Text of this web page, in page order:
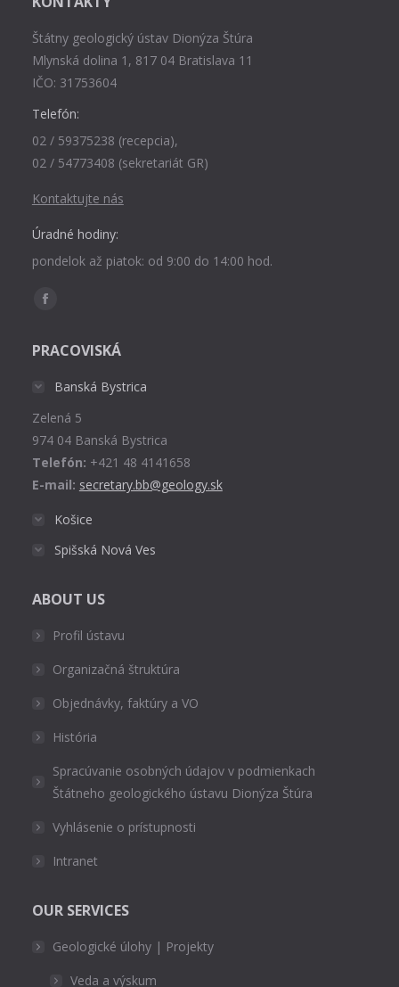
Štátny geologický ústav Dionýza Štúra
Mlynská dolina 1, 817 04 Bratislava 11
IČO: 31753604
Telefón:
02 / 59375238 (recepcia),
02 / 54773408 (sekretariát GR)
Kontaktujte nás
Úradné hodiny:
pondelok až piatok: od 9:00 do 14:00 hod.
Find us on:
Facebook
opens
window
PRACOVISKÁ
Banská Bystrica
Zelená 5
974 04 Banská Bystrica
Telefón: +421 48 4141658
E-mail: secretary.bb@geology.sk
Košice
Spišská Nová Ves
ABOUT US
Profil ústavu
Organizačná štruktúra
Objednávky, faktúry a VO
História
Spracúvanie osobných údajov v podmienkach
Štátneho geologického ústavu Dionýza Štúra
Vyhlásenie o prístupnosti
Intranet
OUR SERVICES
Geologické úlohy | Projekty
Veda a výskum